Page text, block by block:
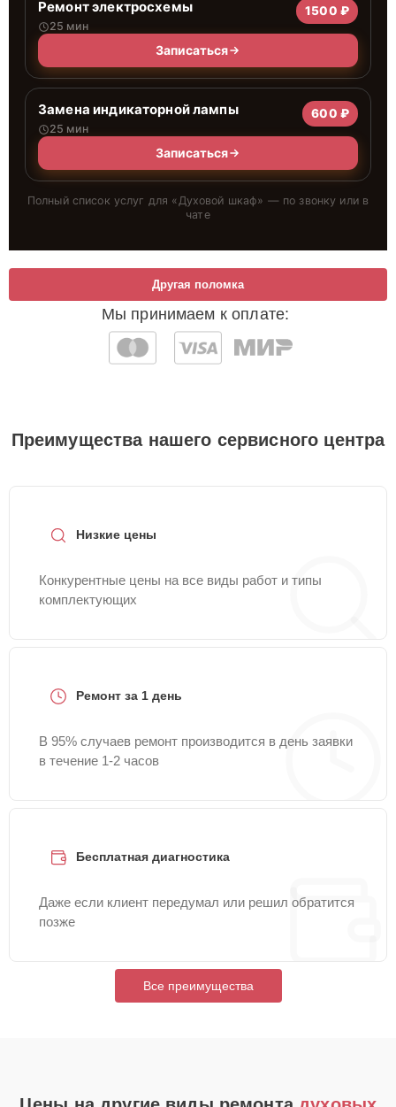
Ремонт электросхемы
25 мин
1500 ₽
Записаться
Замена индикаторной лампы
25 мин
600 ₽
Записаться
Полный список услуг для «Духовой шкаф» — по звонку или в
чате
Мы принимаем к оплате:
Другая поломка
Преимущества нашего сервисного центра
Низкие цены
Конкурентные цены на все виды работ и типы
комплектующих
Ремонт за 1 день
В 95% случаев ремонт производится в день заявки
в течение 1-2 часов
Бесплатная диагностика
Даже если клиент передумал или решил обратится
позже
Все преимущества